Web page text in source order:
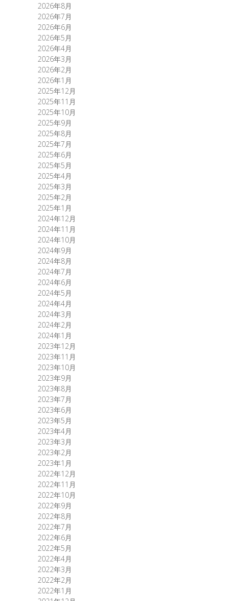
2026年8月
2026年7月
2026年6月
2026年5月
2026年4月
2026年3月
2026年2月
2026年1月
2025年12月
2025年11月
2025年10月
2025年9月
2025年8月
2025年7月
2025年6月
2025年5月
2025年4月
2025年3月
2025年2月
2025年1月
2024年12月
2024年11月
2024年10月
2024年9月
2024年8月
2024年7月
2024年6月
2024年5月
2024年4月
2024年3月
2024年2月
2024年1月
2023年12月
2023年11月
2023年10月
2023年9月
2023年8月
2023年7月
2023年6月
2023年5月
2023年4月
2023年3月
2023年2月
2023年1月
2022年12月
2022年11月
2022年10月
2022年9月
2022年8月
2022年7月
2022年6月
2022年5月
2022年4月
2022年3月
2022年2月
2022年1月